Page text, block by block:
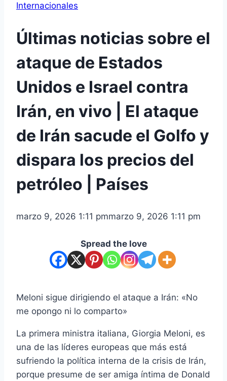
Internacionales
Últimas noticias sobre el
ataque de Estados
Unidos e Israel contra
Irán, en vivo | El ataque
de Irán sacude el Golfo y
dispara los precios del
petróleo | Países
marzo 9, 2026 1:11 pmmarzo 9, 2026 1:11 pm
Spread the love
Meloni sigue dirigiendo el ataque a Irán: «No
me opongo ni lo comparto»
La primera ministra italiana, Giorgia Meloni, es
una de las líderes europeas que más está
sufriendo la política interna de la crisis de Irán,
porque presume de ser amiga íntima de Donald